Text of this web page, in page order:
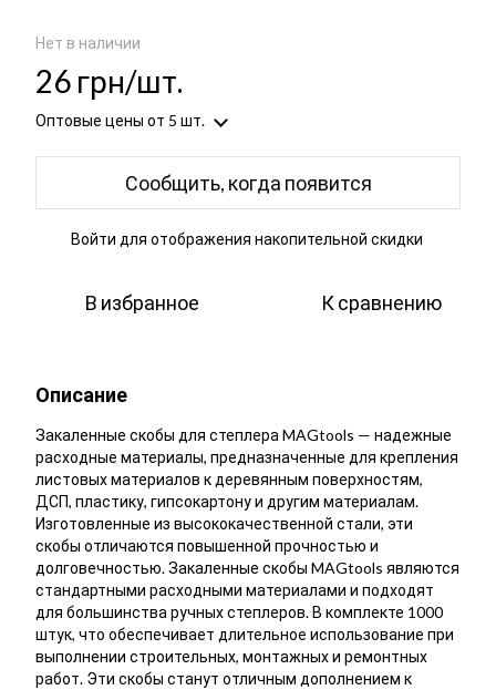
Нет в наличии
26 грн/шт.
Оптовые цены от 5 шт.
Сообщить, когда появится
Войти для отображения накопительной скидки
В избранное К сравнению
Описание
Закаленные скобы для степлера MAGtools — надежные
расходные материалы, предназначенные для крепления
листовых материалов к деревянным поверхностям,
ДСП, пластику, гипсокартону и другим материалам.
Изготовленные из высококачественной стали, эти
скобы отличаются повышенной прочностью и
долговечностью. Закаленные скобы MAGtools являются
стандартными расходными материалами и подходят
для большинства ручных степлеров. В комплекте 1000
штук, что обеспечивает длительное использование при
выполнении строительных, монтажных и ремонтных
работ. Эти скобы станут отличным дополнением к